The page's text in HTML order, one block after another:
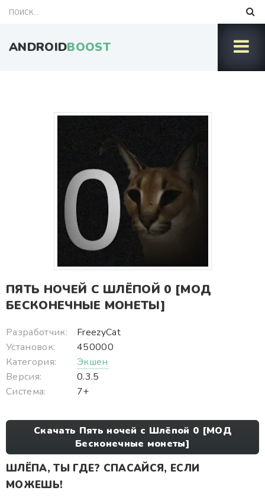
ANDROIDBOOST
ПЯТЬ НОЧЕЙ С ШЛЁПОЙ 0 [МОД
БЕСКОНЕЧНЫЕ МОНЕТЫ]
Разработчик:
FreezyCat
Установок:
450000
Категория:
Экшен
Версия:
0.3.5
Система:
7+
Скачать Пять ночей с Шлёпой 0 [МОД
Бесконечные монеты]
ШЛЁПА, ТЫ ГДЕ? СПАСАЙСЯ, ЕСЛИ
МОЖЕШЬ!